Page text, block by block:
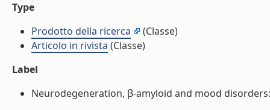
Type
Prodotto della ricerca
(Classe)
Articolo in rivista (Classe)
Label
Neurodegeneration, β-amyloid and mood